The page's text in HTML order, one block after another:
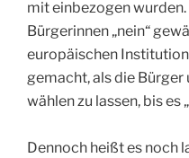
mit einbezogen
Bürgerinnen „nein“
europäischen
gemacht, als die
wählen zu lassen, bis es
Dennoch heißt es noch